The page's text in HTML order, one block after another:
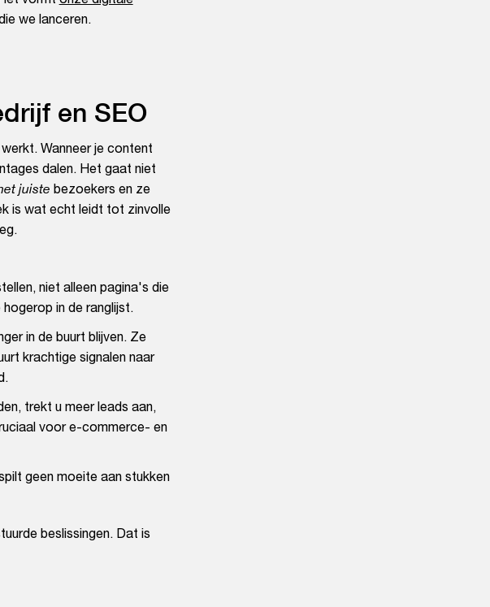
we lanceren.
en SEO
Wanneer je content
dalen. Het gaat niet
juiste bezoekers en ze
is wat echt leidt tot zinvolle
niet alleen pagina's die
in de ranglijst.
in de buurt blijven. Ze
krachtige signalen naar
trekt u meer leads aan,
voor e-commerce- en
geen moeite aan stukken
beslissingen. Dat is